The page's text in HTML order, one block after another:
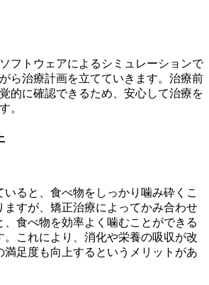
フトウェアによるシミュレーションで
ら治療計画を立てていきます。治療前
的に確認できるため、安心して治療を
。
いると、食べ物をしっかり噛み砕くこ
ますが、矯正治療によってかみ合わせ
、食べ物を効率よく噛むことができる
。これにより、消化や栄養の吸収が改
満足度も向上するというメリットがあ